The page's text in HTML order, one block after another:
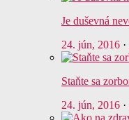
Je duševná
24. jún, 2016 ·
Staňte sa
24. jún, 2016 ·